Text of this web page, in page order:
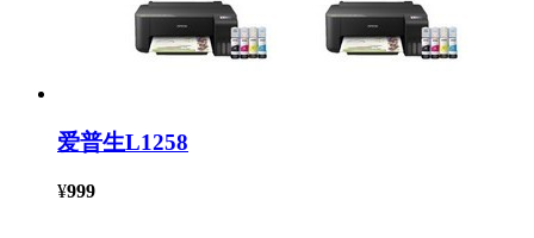
爱普生L1258
¥999